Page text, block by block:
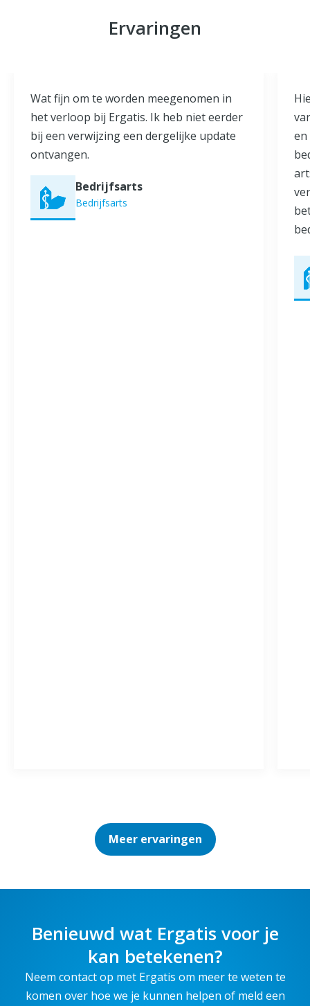
Ervaringen
Wat fijn om te worden meegenomen in
het verloop bij Ergatis. Ik heb niet eerder
bij een verwijzing een dergelijke update
ontvangen.
Bedrijfsarts
Bedrijfsarts
en
Meer ervaringen
Benieuwd wat Ergatis voor je
kan betekenen?
Neem contact op met Ergatis om meer te weten te
komen over hoe we je kunnen helpen of meld een